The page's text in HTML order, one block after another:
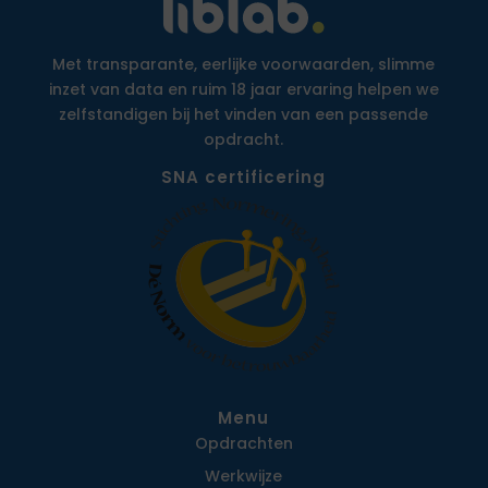
Met transparante, eerlijke voorwaarden, slimme
inzet van data en ruim 18 jaar ervaring helpen we
zelfstandigen bij het vinden van een passende
opdracht.
SNA certificering
Menu
Opdrachten
Werkwijze